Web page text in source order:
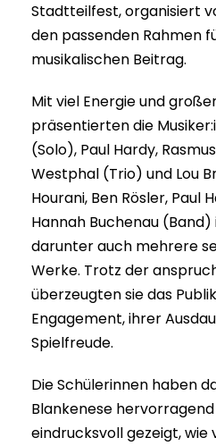
Stadtteilfest, organisiert
den passenden Rahmen
musikalischen Beitrag.
Mit viel Energie und
präsentierten die
(Solo), Paul Hardy,
Westphal (Trio) und Lou
Hourani, Ben Rösler, Paul
Hannah Buchenau
darunter auch mehrere
Werke. Trotz der
überzeugten sie das
Engagement, ihrer
Spielfreude.
Die Schülerinnen haben
Blankenese
eindrucksvoll gezeigt, wie